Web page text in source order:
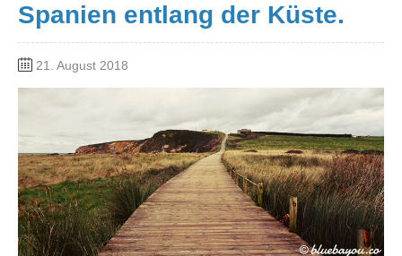
Spanien entlang der Küste.
21. August 2018